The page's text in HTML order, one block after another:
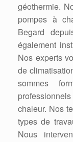
géothermie.
pompes à
Begard
également
Nos experts
de
sommes
chaleur. Nos
types de
Nous